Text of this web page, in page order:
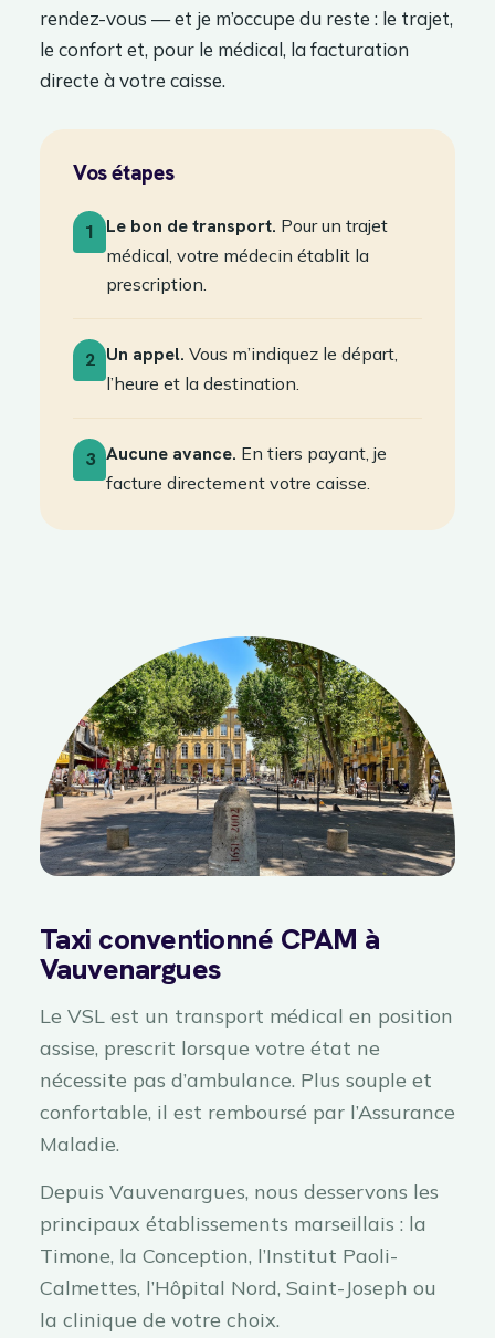
rendez-vous — et je m’occupe du reste : le trajet,
le confort et, pour le médical, la facturation
directe à votre caisse.
Vos étapes
1 Le bon de transport. Pour un trajet
médical, votre médecin établit la
prescription.
2 Un appel. Vous m’indiquez le départ,
l’heure et la destination.
3 Aucune avance. En tiers payant, je
facture directement votre caisse.
Taxi conventionné CPAM à
Vauvenargues
Le VSL est un transport médical en position
assise, prescrit lorsque votre état ne
nécessite pas d’ambulance. Plus souple et
confortable, il est remboursé par l’Assurance
Maladie.
Depuis Vauvenargues, nous desservons les
principaux établissements marseillais : la
Timone, la Conception, l’Institut Paoli-
Calmettes, l’Hôpital Nord, Saint-Joseph ou
la clinique de votre choix.